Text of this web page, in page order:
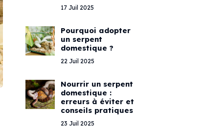
17 Juil 2025
Pourquoi adopter
un serpent
domestique ?
22 Juil 2025
Nourrir un serpent
domestique :
erreurs à éviter et
conseils pratiques
23 Juil 2025